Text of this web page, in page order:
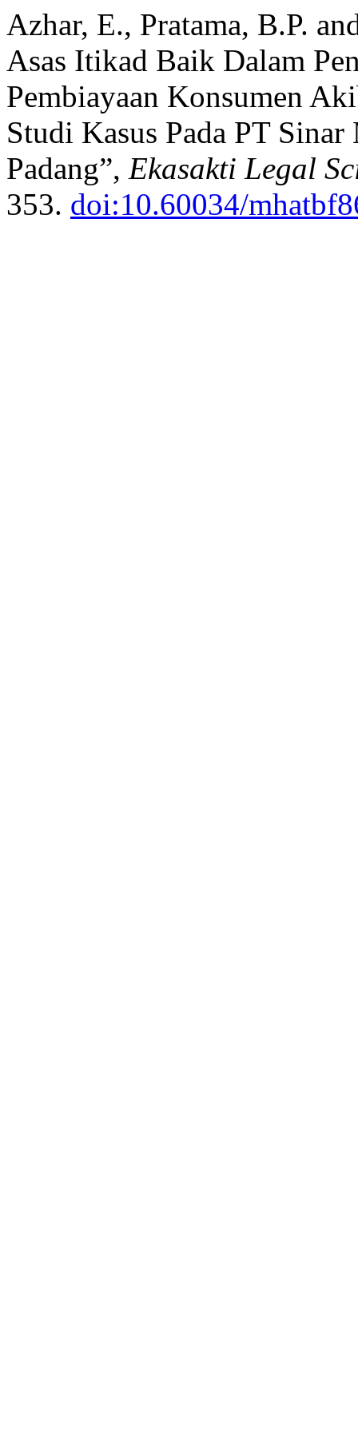
Azhar, E., Pratama, B.P.
Asas Itikad Baik Dalam
Pembiayaan Konsumen
Studi Kasus Pada PT
Padang”, Ekasakti Legal
353. doi:10.60034/